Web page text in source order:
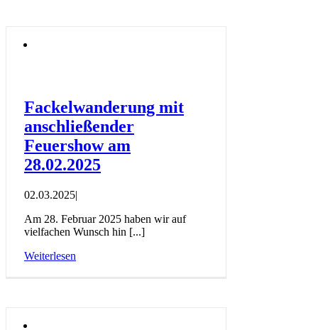
Fackelwanderung mit
anschließender
Feuershow am
28.02.2025
02.03.2025|
Am 28. Februar 2025 haben wir auf
vielfachen Wunsch hin [...]
Weiterlesen